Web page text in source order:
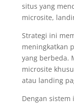
situs yang
microsite,
Strategi ini
meningkatkan
yang berbeda.
microsite
atau landing
Dengan